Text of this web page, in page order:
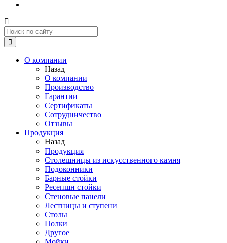
О компании
Назад
О компании
Производство
Гарантии
Сертификаты
Сотрудничество
Отзывы
Продукция
Назад
Продукция
Столешницы из искусственного камня
Подоконники
Барные стойки
Ресепшн стойки
Стеновые панели
Лестницы и ступени
Столы
Полки
Другое